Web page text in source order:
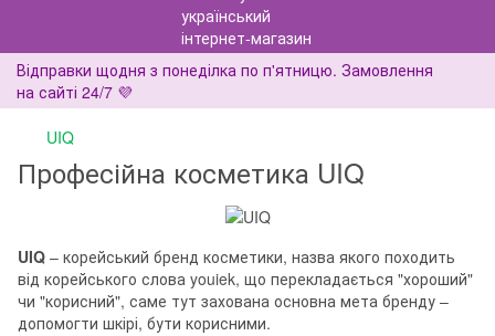
Відправки щодня з понеділка по п'ятницю. Замовлення
на сайті 24/7 💜
UIQ
Професійна косметика UIQ
UIQ – корейський бренд косметики, назва якого походить
від корейського слова youiek, що перекладається "хороший"
чи "корисний", саме тут захована основна мета бренду –
допомогти шкірі, бути корисними.